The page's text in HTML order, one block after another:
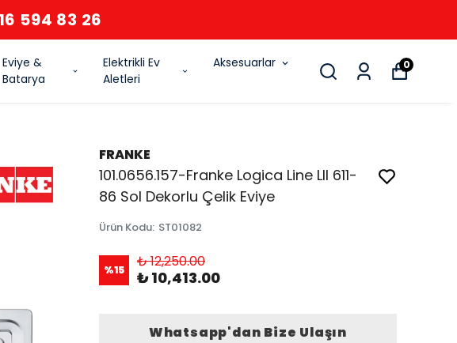
594 83 26
Eviye &
Batarya
Elektrikli Ev
Aletleri
Aksesuarlar 0
FRANKE
101.0656.157-Franke Logica Line Lll 611-
86 Sol Dekorlu Çelik Eviye
Ürün Kodu: ST01082
%15 ₺ 12,250.00
₺ 10,413.00
Whatsapp'dan Bize Ulaşın